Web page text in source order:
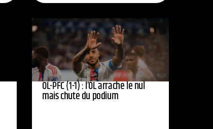
OL-PFC (1-1) : l’OL arrache le nul
mais chute du podium